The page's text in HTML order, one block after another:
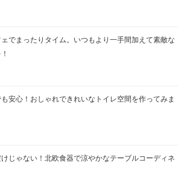
でまったりタイム。いつもより一手間加えて素敵な
安心！おしゃれできれいなトイレ空間を作ってみま
じゃない！北欧食器で涼やかなテーブルコーディネ